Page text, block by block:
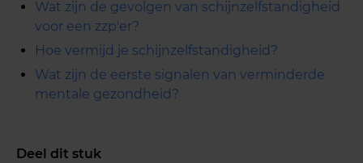
Wat zijn de gevolgen van schijnzelfstandigheid
voor een zzp'er?
Hoe vermijd je schijnzelfstandigheid?
Wat zijn de eerste signalen van verminderde
mentale gezondheid?
Deel dit stuk